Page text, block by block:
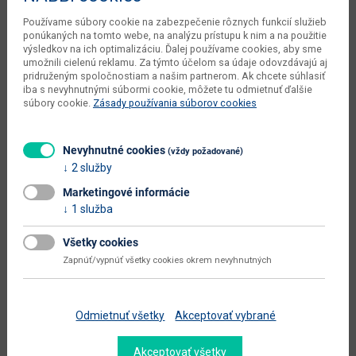
kusov v balení dodávateľa 1 ks
počet balíkov dodávateľa 1 ks
typové označenie Azure 2 New Typ 2
šírka sedadla (cm) 49
výška sedadla (cm) 45
výška operadla (cm)
dodáva sa
montáž
utierať navlhko
Používame súbory cookie na zabezpečenie rôznych funkcií služieb
ponúkaných na tomto webe, na analýzu prístupu k nim a na použitie
výsledkov na ich optimalizáciu. Ďalej používame cookies, aby sme
umožnili cielenú reklamu. Za týmto účelom sa údaje odovzdávajú aj
pridruženým spoločnostiam a našim partnerom. Ak chcete súhlasiť
iba s nevyhnutnými súbormi cookie, môžete tu odmietnuť ďalšie
súbory cookie. Zásady používania súborov cookies
Nevyhnutné cookies (vždy požadované)
2 služby
Marketingové informácie
1 služba
Všetky cookies
Zapnúť/vypnúť všetky cookies okrem nevyhnutných
Odmietnuť všetky Akceptovať vybrané
Akceptovať všetky